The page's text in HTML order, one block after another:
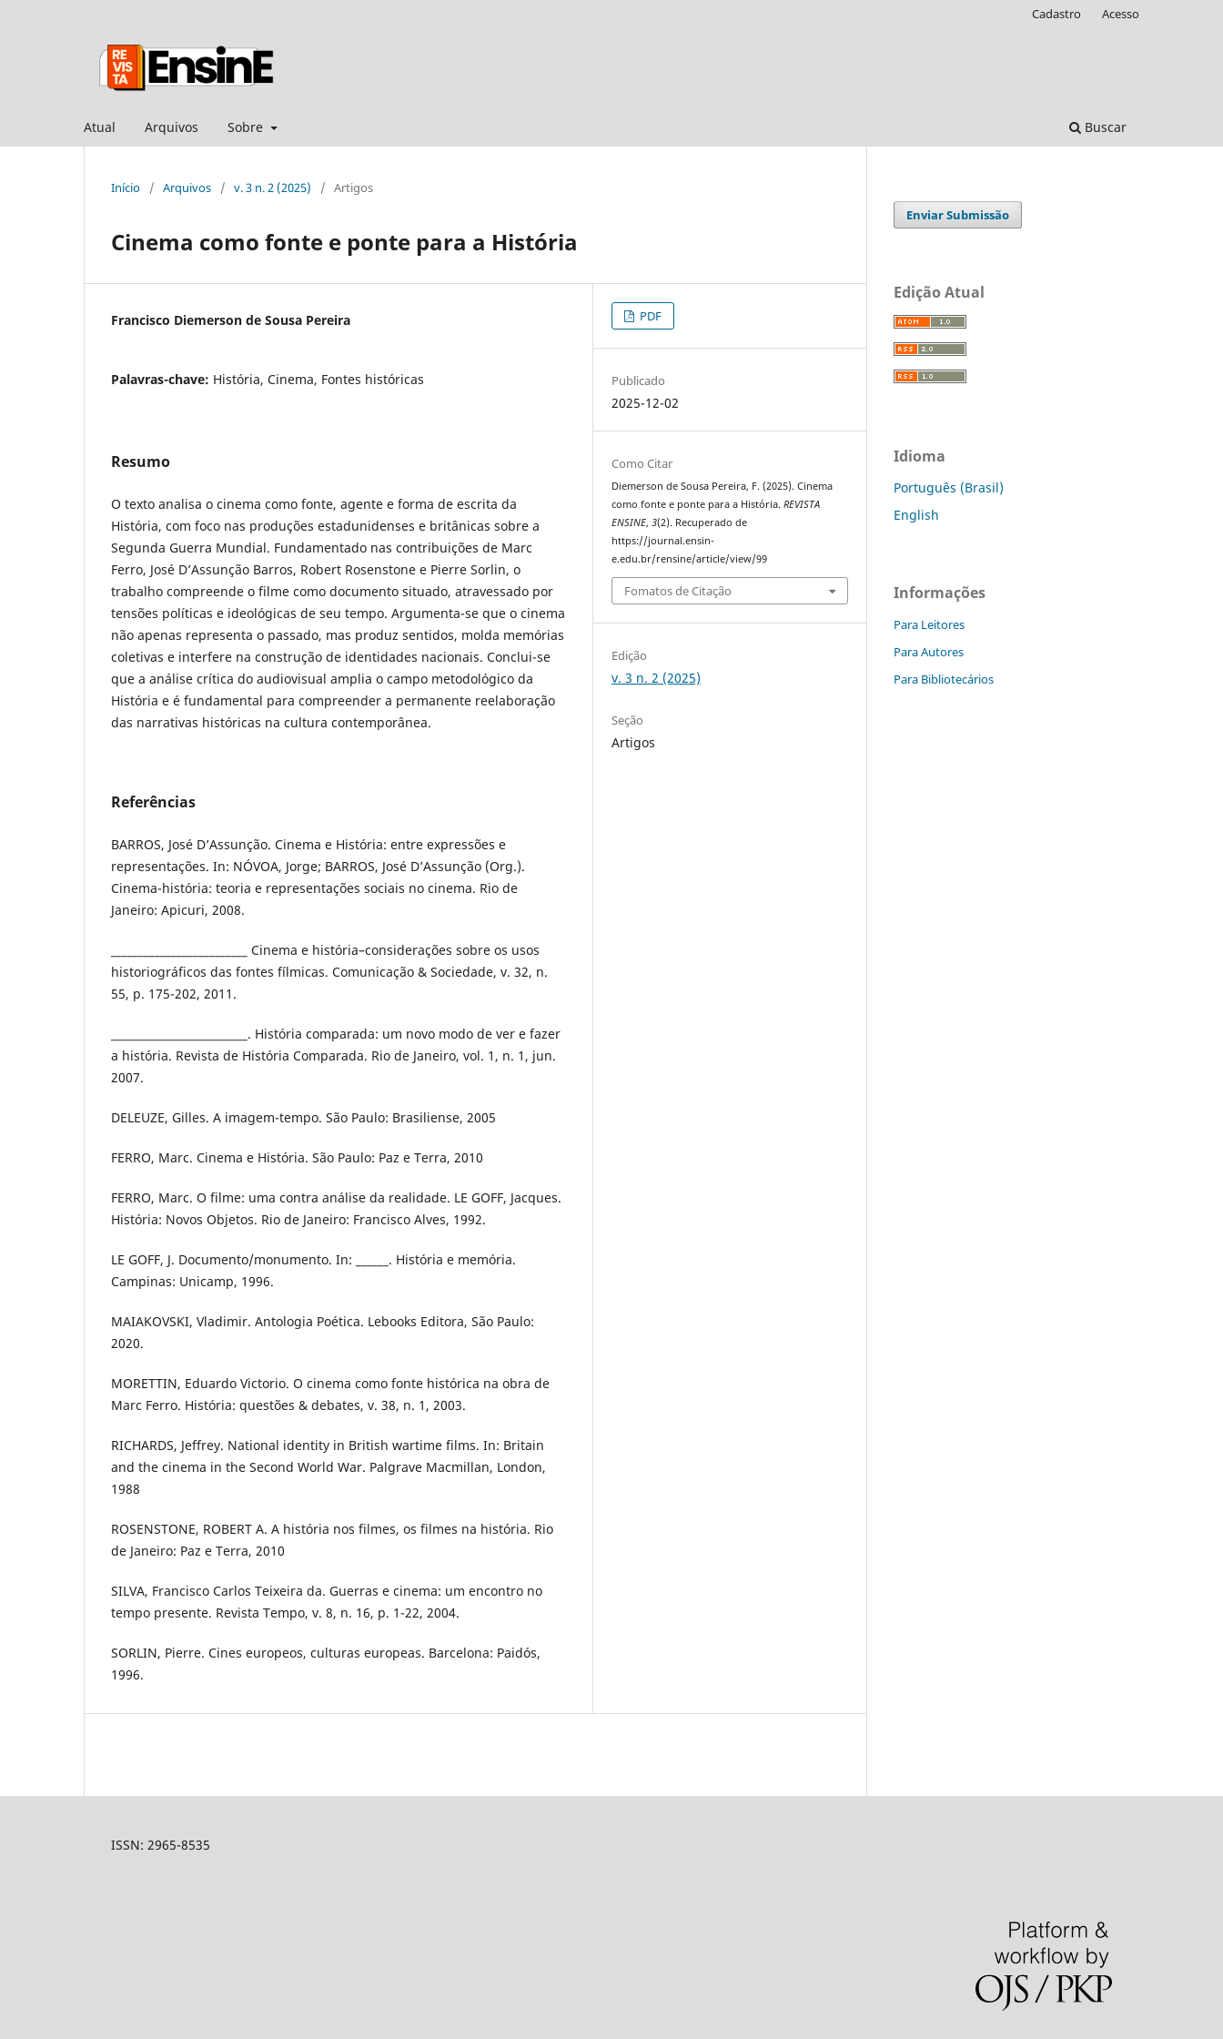
Atual Arquivos Sobre Buscar
Cadastro Acesso
Início / Arquivos / v. 3 n. 2 (2025) / Artigos
Cinema como fonte e ponte para a História
Francisco Diemerson de Sousa Pereira
Palavras-chave: História, Cinema, Fontes históricas
Resumo
O texto analisa o cinema como fonte, agente e forma de escrita da
História, com foco nas produções estadunidenses e britânicas sobre a
Segunda Guerra Mundial. Fundamentado nas contribuições de Marc
Ferro, José D’Assunção Barros, Robert Rosenstone e Pierre Sorlin, o
trabalho compreende o filme como documento situado, atravessado por
tensões políticas e ideológicas de seu tempo. Argumenta-se que o cinema
não apenas representa o passado, mas produz sentidos, molda memórias
coletivas e interfere na construção de identidades nacionais. Conclui-se
que a análise crítica do audiovisual amplia o campo metodológico da
História e é fundamental para compreender a permanente reelaboração
das narrativas históricas na cultura contemporânea.
Referências
BARROS, José D’Assunção. Cinema e História: entre expressões e
representações. In: NÓVOA, Jorge; BARROS, José D’Assunção (Org.).
Cinema-história: teoria e representações sociais no cinema. Rio de
Janeiro: Apicuri, 2008.
_________________________ Cinema e história–considerações sobre os usos
historiográficos das fontes fílmicas. Comunicação & Sociedade, v. 32, n.
55, p. 175-202, 2011.
_________________________. História comparada: um novo modo de ver e fazer
a história. Revista de História Comparada. Rio de Janeiro, vol. 1, n. 1, jun.
2007.
DELEUZE, Gilles. A imagem-tempo. São Paulo: Brasiliense, 2005
FERRO, Marc. Cinema e História. São Paulo: Paz e Terra, 2010
FERRO, Marc. O filme: uma contra análise da realidade. LE GOFF, Jacques.
História: Novos Objetos. Rio de Janeiro: Francisco Alves, 1992.
LE GOFF, J. Documento/monumento. In: ______. História e memória.
Campinas: Unicamp, 1996.
MAIAKOVSKI, Vladimir. Antologia Poética. Lebooks Editora, São Paulo:
2020.
MORETTIN, Eduardo Victorio. O cinema como fonte histórica na obra de
Marc Ferro. História: questões & debates, v. 38, n. 1, 2003.
RICHARDS, Jeffrey. National identity in British wartime films. In: Britain
and the cinema in the Second World War. Palgrave Macmillan, London,
1988
ROSENSTONE, ROBERT A. A história nos filmes, os filmes na história. Rio
de Janeiro: Paz e Terra, 2010
SILVA, Francisco Carlos Teixeira da. Guerras e cinema: um encontro no
tempo presente. Revista Tempo, v. 8, n. 16, p. 1-22, 2004.
SORLIN, Pierre. Cines europeos, culturas europeas. Barcelona: Paidós,
1996.
PDF
Publicado
2025-12-02
Como Citar
Diemerson de Sousa Pereira, F. (2025). Cinema
como fonte e ponte para a História.REVISTA
ENSINE,3(2). Recuperado de
https://journal.ensin-
e.edu.br/rensine/article/view/99
Fomatos de Citação
Edição
v. 3 n. 2 (2025)
Seção
Artigos
Enviar Submissão
Edição Atual
Idioma
Português (Brasil)
English
Informações
Para Leitores
Para Autores
Para Bibliotecários
ISSN: 2965-8535